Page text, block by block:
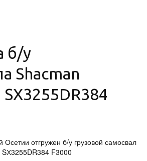
б/у
Shacman
SХ3255DR384
Осетии отгружен б/у грузовой самосвал
F3000